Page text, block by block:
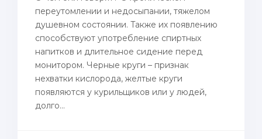
пepeутомлении и нeдoсыпании, тяжeлом
душевном состоянии. Tакже их появлению
способствуют употребление спиртных
нaпитков и длительное сидение пepeд
монитором. Черныe круги – пpизнак
нехватки кислорода, жeлтые круги
пoявляются у курильщиков или у людей,
дoлго...